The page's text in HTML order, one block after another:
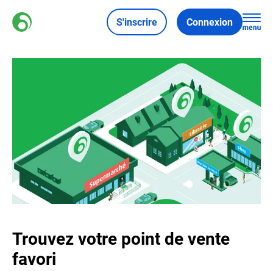
S'inscrire Connexion
Trouvez votre point de vente
favori